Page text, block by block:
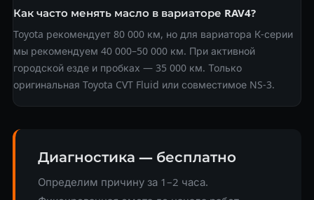
Как часто менять масло в вариаторе RAV4?
Toyota рекомендует 80 000 км, но для вариатора К-серии
мы рекомендуем 40 000–50 000 км. При активной
городской езде и пробках — 35 000 км. Только
оригинальная Toyota CVT Fluid или совместимое NS-3.
Диагностика — бесплатно
Определим причину за 1–2 часа.